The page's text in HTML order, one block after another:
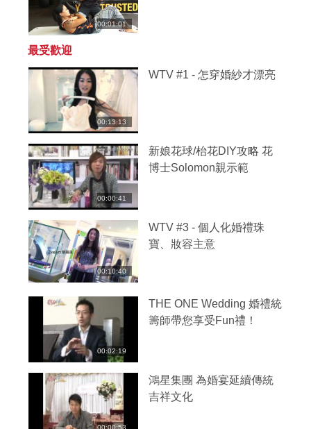
00:01:01
最受歡迎
00:13:13
WTV #1 - 怎穿婚紗才漂亮
00:00:41
新娘花球/枱花DIY攻略 花
博士Solomon親示範
00:10:40
WTV #3 - 個人化婚禮珠
寶、妝容主意
00:02:19
THE ONE Wedding 婚禮統
籌師帶您享受Fun禮！
00:00:53
鴻星集團 為婚宴延續傳統
吉祥文化